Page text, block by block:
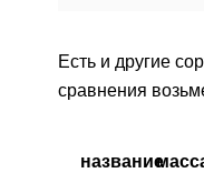
Есть и другие
сравнения
название